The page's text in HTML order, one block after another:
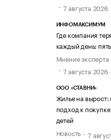
7 августа 2026
ИНФОМАКСИМУМ
Где компания
каждый день:
Мнение эксперта
7 августа 2026
ООО «СТАВНИ»
Жилье на вырост:
подход к
детей
Новость
7